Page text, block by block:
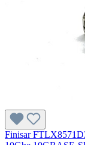
Finisar